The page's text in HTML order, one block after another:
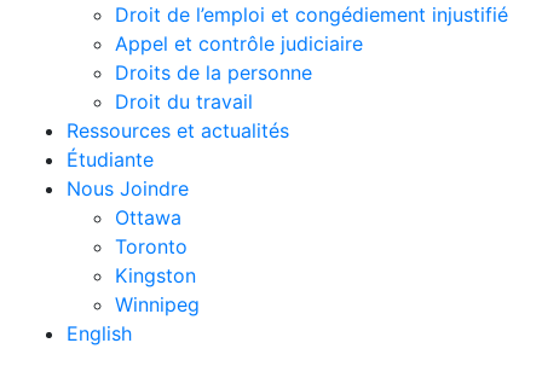
Droit de l’emploi et congédiement injustifié
Appel et contrôle judiciaire
Droits de la personne
Droit du travail
Ressources et actualités
Étudiante
Nous Joindre
Ottawa
Toronto
Kingston
Winnipeg
English